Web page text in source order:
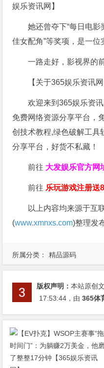
所属分类： 精品源码
她还曾夺下“每日电影
佳女配角”等奖项，是一位
一路走好，影视界的
【关于365娱乐资讯网
欢迎来到365娱乐资
免费网络资源分享平台，
创技术教程,绿色破解工具
分享平台，好货不私藏！
前往 大发娱乐官方网
前往 乐玩游戏注册送
以上内容均来源于互
(www.xmnxs.com)整理发
版权声明：本站原创
17:53:44 ，由365体